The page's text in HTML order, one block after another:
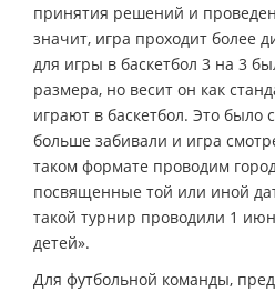
принятия решений и
значит, игра проходит более
для игры в баскетбол 3 на 3
размера, но весит он как
играют в баскетбол. Это было
больше забивали и игра
таком формате проводим
посвященные той или иной
такой турнир проводили 1
детей».
Для футбольной команды,